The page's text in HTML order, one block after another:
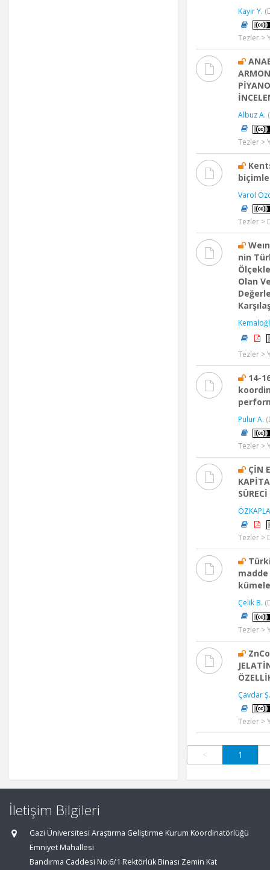
Kayır Y.
Tezler >
Albuz A.
Tezler >
Varol
Tezler >
nin
Olan
Tezler >
14-
Pulur A.
Tezler >
ÇİN
Tezler >
Çelik B.
Tezler >
Çavdar Ş.
Tezler >
< 1
İletişim Bilgileri
Gazi Üniversitesi Araştırma Geliştirme Kurum Koordinatörlüğü
Emniyet Mahallesi
Bandırma Caddesi No:6/1 Rektörlük Binası Zemin Kat